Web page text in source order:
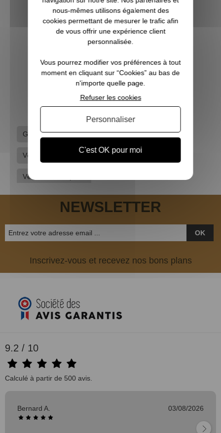
Gilet de chasse Griffon kaki orange PRO HUNT
78,95 €
Gilets de chasse Somlys
Vêtements de chasse Vêtements hommes
Vêtements tir sportif
NEWSLETTER
OK
Inscrivez-vous et recevez nos bons plans
9.2 / 10
Calculé à partir de 500 avis.
Bernard A. 03/08/2026
nous-mêmes utilisons également des
cookies permettant de mesurer le trafic afin
de vous offrir une expérience client
personnalisée.
Vous pourrez modifier vos préférences à tout
moment en cliquant sur “Cookies” au bas de
n'importe quelle page.
C'est OK pour moi
Refuser les cookies
Personnaliser